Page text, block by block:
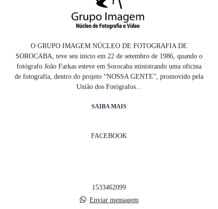
O GRUPO IMAGEM NÚCLEO DE FOTOGRAFIA DE
SOROCABA, teve seu inicio em 22 de setembro de 1986, quando o
fotógrafo João Farkas esteve em Sorocaba ministrando uma oficina
de fotografia, dentro do projeto “NOSSA GENTE”, promovido pela
União dos Fotógrafos...
SAIBA MAIS
FACEBOOK
1533462099
Enviar mensagem